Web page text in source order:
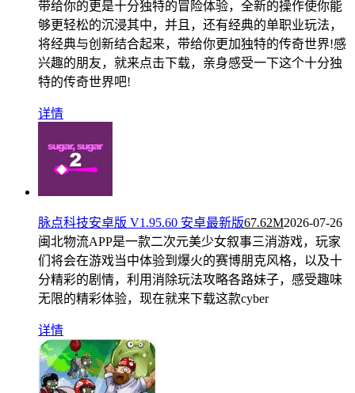
带给你的更是十分独特的冒险体验，全新的操作使你能
够更轻松的沉浸其中，并且，还有经典的单职业玩法，
将经典与创新结合起来，带给你更加独特的传奇世界!感
兴趣的朋友，就来点击下载，亲身感受一下这个十分独
特的传奇世界吧!
详情
脉点科技安卓版 V1.95.60 安卓最新版67.62M2026-07-26
闽北物流APP是一款二次元美少女叙事三消游戏，玩家
们将会在游戏当中体验到爆火的赛博朋克风格，以及十
分精彩的剧情，利用消除玩法攻略各路妹子，感受趣味
无限的精彩体验，现在就来下载这款cyber
详情